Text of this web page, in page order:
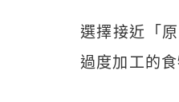
選擇接近「
過度加工的